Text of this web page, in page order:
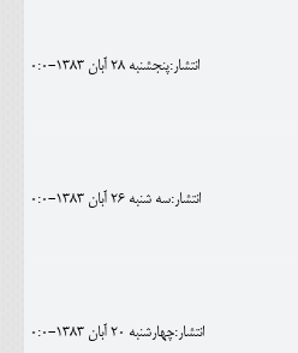
انتشار:پنجشنبه 28 آبان 1383-0:0
انتشار:سه شنبه 26 آبان 1383-0:0
انتشار:چهارشنبه 20 آبان 1383-0:0